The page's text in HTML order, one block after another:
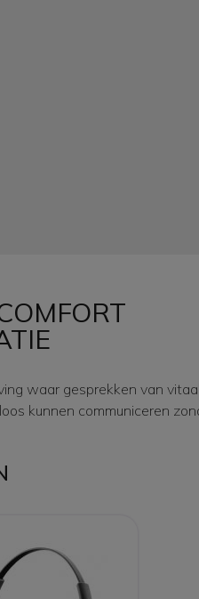
waar gesprekken van
kunnen communiceren